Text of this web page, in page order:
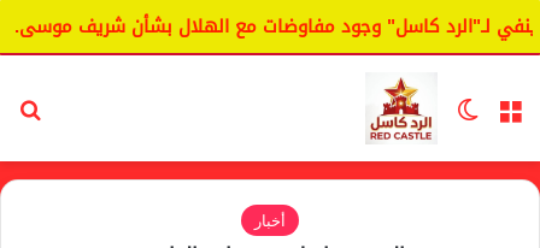
لـ"الرد كاسل" وجود مفاوضات مع الهلال بشأن شريف موسى.
القائمة الوضع المظلم
أخبار